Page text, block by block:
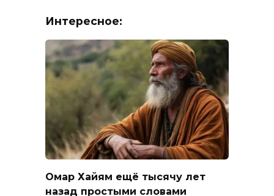
Интересное:
Омар Хайям ещё тысячу лет
назад простыми словами